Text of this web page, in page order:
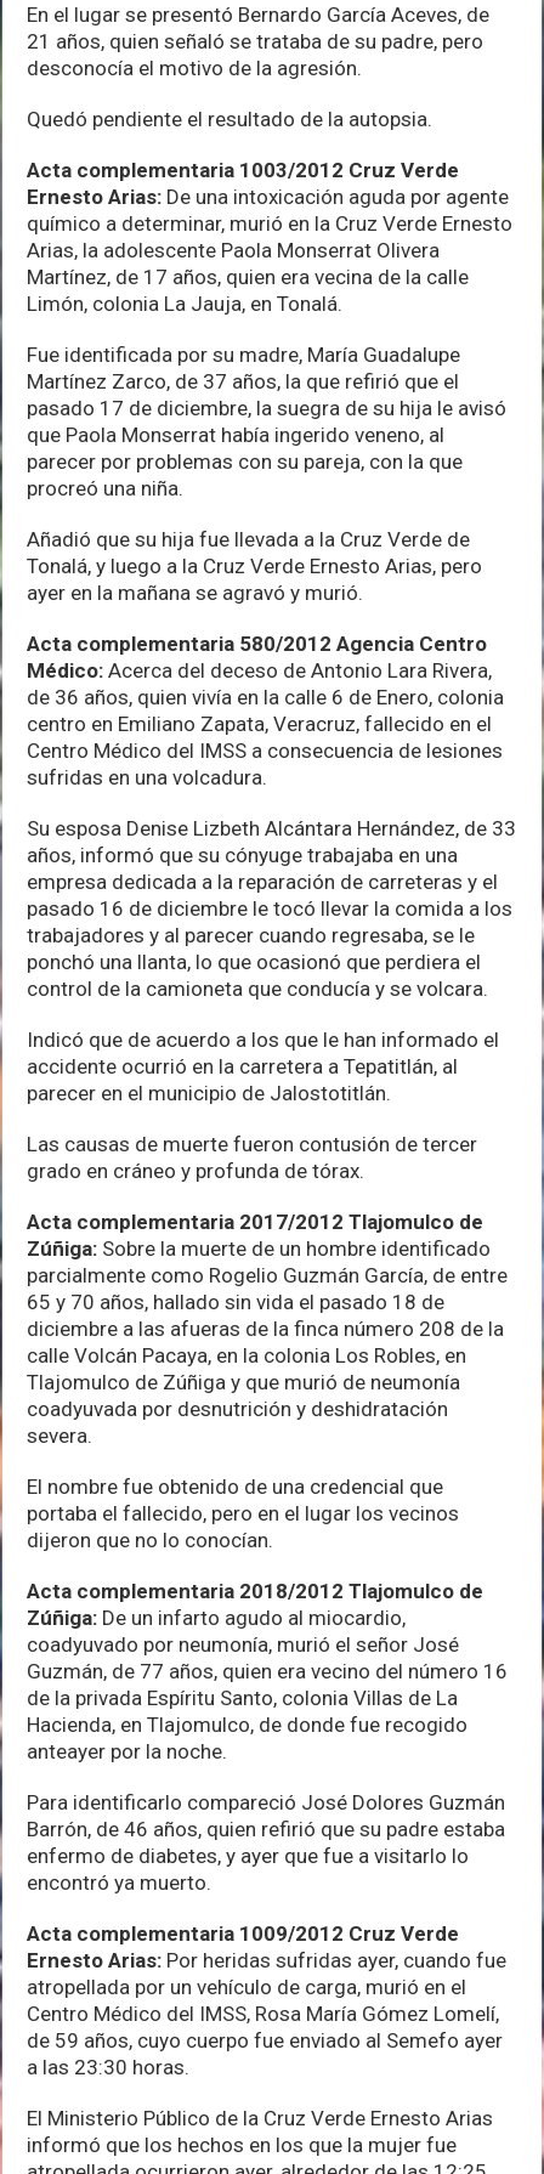
En el lugar se presentó Bernardo García Aceves, de
21 años, quien señaló se trataba de su padre, pero
desconocía el motivo de la agresión.
Quedó pendiente el resultado de la autopsia.
Acta complementaria 1003/2012 Cruz Verde
Ernesto Arias: De una intoxicación aguda por agente
químico a determinar, murió en la Cruz Verde Ernesto
Arias, la adolescente Paola Monserrat Olivera
Martínez, de 17 años, quien era vecina de la calle
Limón, colonia La Jauja, en Tonalá.
Fue identificada por su madre, María Guadalupe
Martínez Zarco, de 37 años, la que refirió que el
pasado 17 de diciembre, la suegra de su hija le avisó
que Paola Monserrat había ingerido veneno, al
parecer por problemas con su pareja, con la que
procreó una niña.
Añadió que su hija fue llevada a la Cruz Verde de
Tonalá, y luego a la Cruz Verde Ernesto Arias, pero
ayer en la mañana se agravó y murió.
Acta complementaria 580/2012 Agencia Centro
Médico:Acerca del deceso de Antonio Lara Rivera,
de 36 años, quien vivía en la calle 6 de Enero, colonia
centro en Emiliano Zapata, Veracruz, fallecido en el
Centro Médico del IMSS a consecuencia de lesiones
sufridas en una volcadura.
Su esposa Denise Lizbeth Alcántara Hernández, de 33
años, informó que su cónyuge trabajaba en una
empresa dedicada a la reparación de carreteras y el
pasado 16 de diciembre le tocó llevar la comida a los
trabajadores y al parecer cuando regresaba, se le
ponchó una llanta, lo que ocasionó que perdiera el
control de la camioneta que conducía y se volcara.
Indicó que de acuerdo a los que le han informado el
accidente ocurrió en la carretera a Tepatitlán, al
parecer en el municipio de Jalostotitlán.
Las causas de muerte fueron contusión de tercer
grado en cráneo y profunda de tórax.
Acta complementaria 2017/2012 Tlajomulco de
Zúñiga: Sobre la muerte de un hombre identificado
parcialmente como Rogelio Guzmán García, de entre
65 y 70 años, hallado sin vida el pasado 18 de
diciembre a las afueras de la finca número 208 de la
calle Volcán Pacaya, en la colonia Los Robles, en
Tlajomulco de Zúñiga y que murió de neumonía
coadyuvada por desnutrición y deshidratación
severa.
El nombre fue obtenido de una credencial que
portaba el fallecido, pero en el lugar los vecinos
dijeron que no lo conocían.
Acta complementaria 2018/2012 Tlajomulco de
Zúñiga: De un infarto agudo al miocardio,
coadyuvado por neumonía, murió el señor José
Guzmán, de 77 años, quien era vecino del número 16
de la privada Espíritu Santo, colonia Villas de La
Hacienda, en Tlajomulco, de donde fue recogido
anteayer por la noche.
Para identificarlo compareció José Dolores Guzmán
Barrón, de 46 años, quien refirió que su padre estaba
enfermo de diabetes, y ayer que fue a visitarlo lo
encontró ya muerto.
Acta complementaria 1009/2012 Cruz Verde
Ernesto Arias: Por heridas sufridas ayer, cuando fue
atropellada por un vehículo de carga, murió en el
Centro Médico del IMSS, Rosa María Gómez Lomelí,
de 59 años, cuyo cuerpo fue enviado al Semefo ayer
a las 23:30 horas.
El Ministerio Público de la Cruz Verde Ernesto Arias
informó que los hechos en los que la mujer fue